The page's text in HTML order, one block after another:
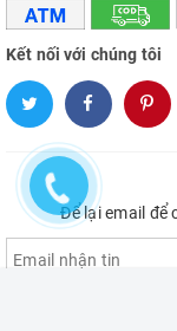
Kết nối với chúng tôi
Để lại email để